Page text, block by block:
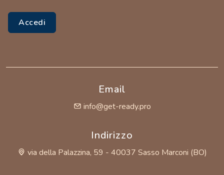
Accedi
Email
info@get-ready.pro
Indirizzo
via della Palazzina, 59 - 40037 Sasso Marconi (BO)